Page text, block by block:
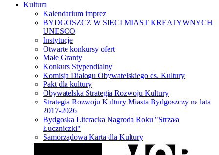
Kultura
Kalendarium imprez
BYDGOSZCZ W SIECI MIAST KREATYWNYCH
UNESCO
Instytucje
Otwarte konkursy ofert
Małe Granty
Konkurs Stypendialny
Komisja Dialogu Obywatelskiego ds. Kultury
Pakt dla kultury
Obywatelska Strategia Rozwoju Kultury
Strategia Rozwoju Kultury Miasta Bydgoszczy na lata
2017-2026
Bydgoska Literacka Nagroda Roku "Strzała
Łuczniczki"
Samorządowa Karta dla Kultury